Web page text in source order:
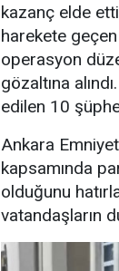
kazanç elde
harekete
operasyon
gözaltına
edilen 10
Ankara
kapsamında
olduğunu
vatandaşların